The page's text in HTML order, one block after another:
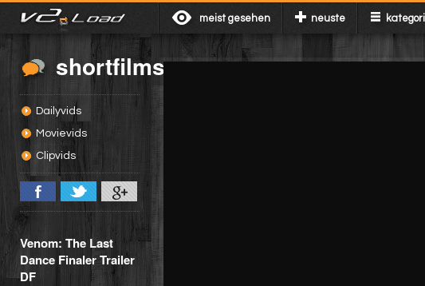
meist gesehen neuste
shortfilms
Dailyvids
Movievids
Clipvids
Venom: The Last
Dance Finaler Trailer
DF